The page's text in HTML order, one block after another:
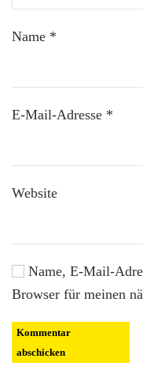
Name *
E-Mail-Adresse *
Website
Name, E-Mail-
Browser für meinen
Kommentar
abschicken